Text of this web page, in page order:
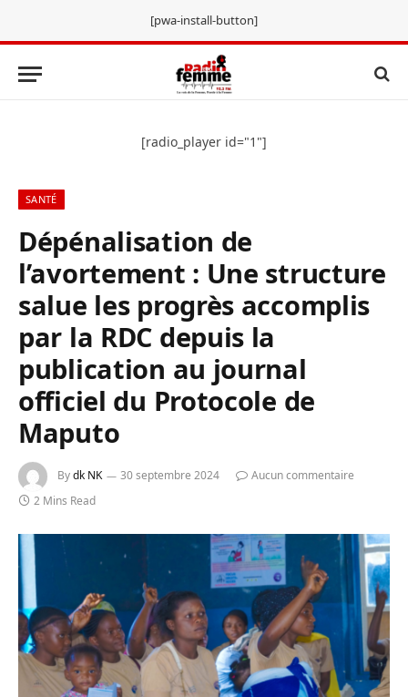
[pwa-install-button]
[radio_player id="1"]
SANTÉ
Dépénalisation de
l’avortement : Une structure
salue les progrès accomplis
par la RDC depuis la
publication au journal
officiel du Protocole de
Maputo
Bydk NK 30 septembre 2024
Aucun commentaire
2 Mins Read